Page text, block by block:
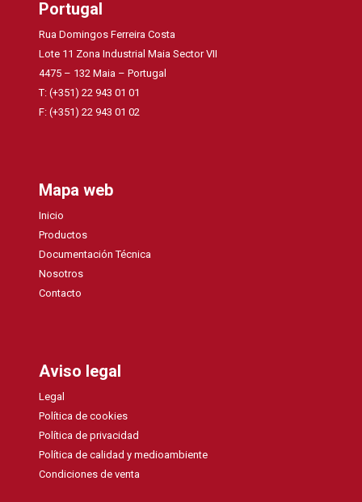
Portugal
Rua Domingos Ferreira Costa
Lote 11 Zona Industrial Maia Sector VII
4475 – 132 Maia – Portugal
T: (+351) 22 943 01 01
F: (+351) 22 943 01 02
Mapa web
Inicio
Productos
Documentación Técnica
Nosotros
Contacto
Aviso legal
Legal
Política de cookies
Política de privacidad
Política de calidad y medioambiente
Condiciones de venta